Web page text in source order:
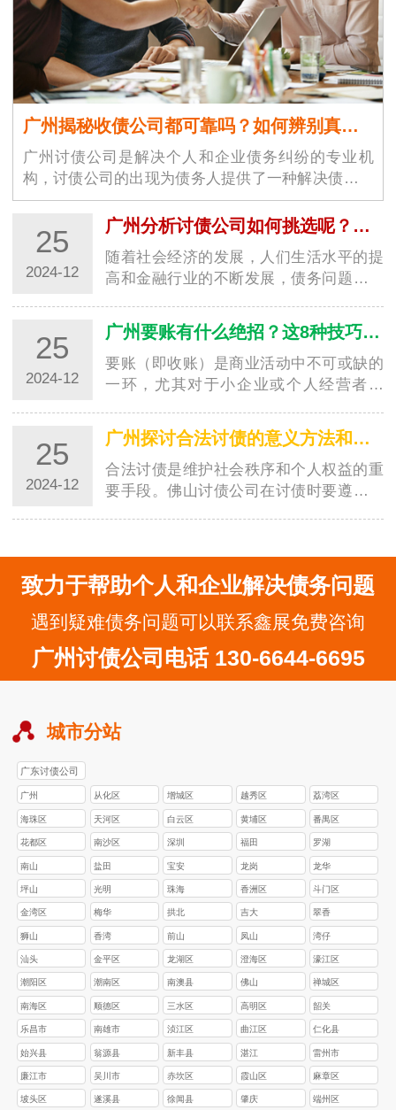
广州揭秘收债公司都可靠吗？如何辨别真假！
广州讨债公司是解决个人和企业债务纠纷的专业机
构，讨债公司的出现为债务人提供了一种解决债务问
题的途径。广州讨债公司市场…
25
2024-12
广州分析讨债公司如何挑选呢？需要注意什么细节？
随着社会经济的发展，人们生活水平的提
高和金融行业的不断发展，债务问题也逐
时，消费…
25
2024-12
广州要账有什么绝招？这8种技巧值得学习！
要账（即收账）是商业活动中不可或缺的
一环，尤其对于小企业或个人经营者来
康发展的重…
25
2024-12
广州探讨合法讨债的意义方法和注意事项
合法讨债是维护社会秩序和个人权益的重
要手段。佛山讨债公司在讨债时要遵守法
致力于帮助个人和企业解决债务问题
遇到疑难债务问题可以联系鑫展免费咨询
广州讨债公司电话 130-6644-6695
城市分站
广东讨债公司
广州 从化区 增城区 越秀区 荔湾区
海珠区 天河区 白云区 黄埔区 番禺区
花都区 南沙区 深圳 福田 罗湖
南山 盐田 宝安 龙岗 龙华
坪山 光明 珠海 香洲区 斗门区
金湾区 梅华 拱北 吉大 翠香
狮山 香湾 前山 凤山 湾仔
汕头 金平区 龙湖区 澄海区 濠江区
‌潮阳区 ‌潮南区 南澳县 佛山 禅城区
南海区 顺德区 三水区 高明区 韶关
乐昌市 南雄市 浈江区 ‌曲江区 ‌仁化县
始兴县 翁源县 ‌新丰县 湛江 雷州市‌
‌‌廉江市‌ ‌‌吴川市 赤坎区‌ ‌霞山区‌ ‌麻章区‌
‌坡头区‌ ‌遂溪县‌ ‌徐闻县 肇庆 ‌端州区